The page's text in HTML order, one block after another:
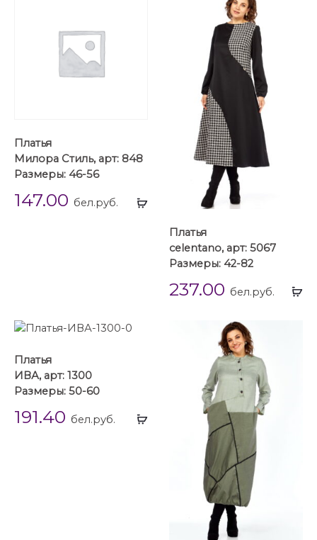
Выбрать
Платья
Милора Стиль, арт: 848
Размеры: 46-56
147.00 бел.руб.
Платья
celentano, арт: 5067
Размеры: 42-82
237.00 бел.руб.
Выбрать
Платья
ИВА, арт: 1300
Размеры: 50-60
191.40 бел.руб.